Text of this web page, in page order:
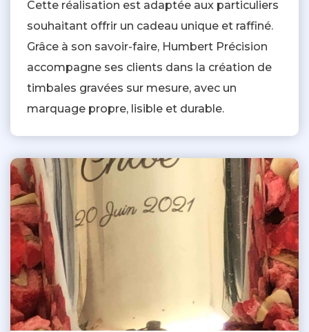
Cette réalisation est adaptée aux particuliers
souhaitant offrir un cadeau unique et raffiné.
Grâce à son savoir-faire, Humbert Précision
accompagne ses clients dans la création de
timbales gravées sur mesure, avec un
marquage propre, lisible et durable.